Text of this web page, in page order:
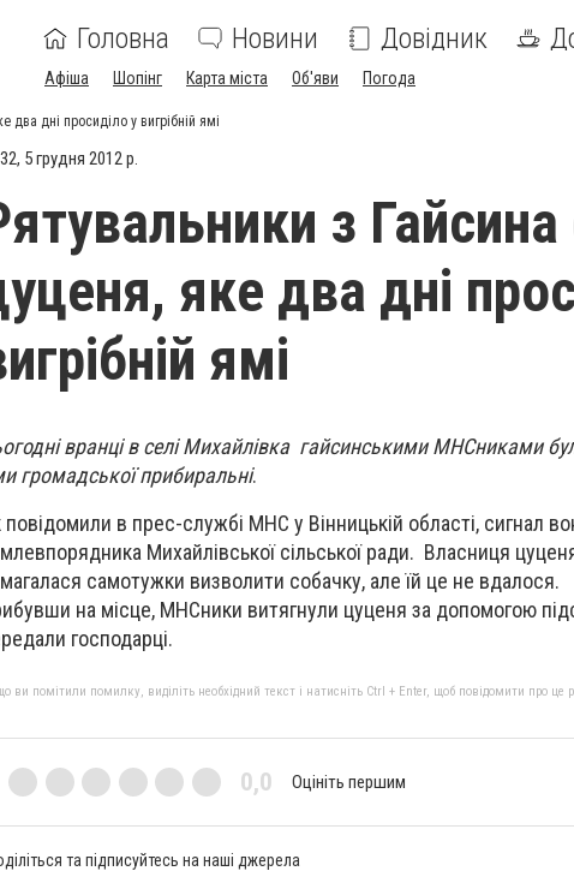
Головна Новини Довідник
Афіша Шопінг Карта міста Об'яви Погода
два дні просиділо у вигрібній ямі
5 грудня 2012 р.
з Гайсина
яке два дні
ямі
вранці в селі Михайлівка гайсинськими МНСниками
громадської прибиральні.
повідомили в прес-службі МНС у Вінницькій області, сигнал
Михайлівської сільської ради. Власниця
самотужки визволити собачку, але їй це не вдалося.
на місце, МНСники витягнули цуценя за допомогою
господарці.
ви помітили помилку, виділіть необхідний текст і натисніть Ctrl + Enter, щоб повідомити про це
0,0 Оцініть першим
та підписуйтесь на наші джерела